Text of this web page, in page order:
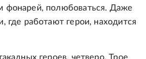
фонарей, полюбоваться. Даже
где работают герои, находится